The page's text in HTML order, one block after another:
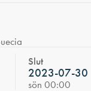
Slut
2023-07-30
sön 00:00